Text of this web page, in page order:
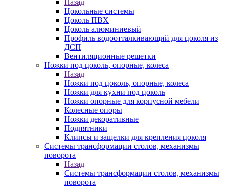
Назад
Цокольные системы
Цоколь ПВХ
Цоколь алюминиевый
Профиль водоотталкивающий для цоколя из
ДСП
Вентиляционные решетки
Ножки под цоколь, опорные, колеса
Назад
Ножки под цоколь, опорные, колеса
Ножки для кухни под цоколь
Ножки опорные для корпусной мебели
Колесные опоры
Ножки декоративные
Подпятники
Клипсы и защелки для крепления цоколя
Системы трансформации столов, механизмы
поворота
Назад
Системы трансформации столов, механизмы
поворота